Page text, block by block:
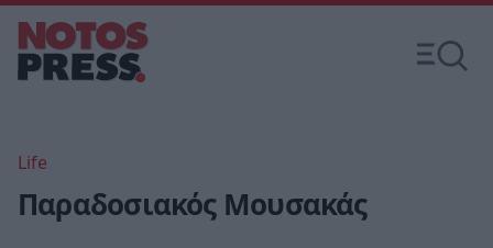
Life
Παραδοσιακός Μουσακάς